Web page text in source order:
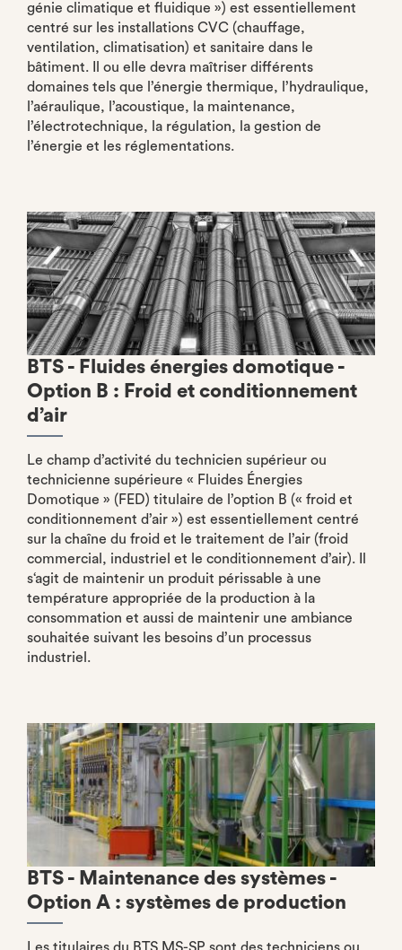
génie climatique et fluidique ») est essentiellement
centré sur les installations CVC (chauffage,
ventilation, climatisation) et sanitaire dans le
bâtiment. Il ou elle devra maîtriser différents
domaines tels que l’énergie thermique, l’hydraulique,
l’aéraulique, l’acoustique, la maintenance,
l’électrotechnique, la régulation, la gestion de
l’énergie et les réglementations.
BTS - Fluides énergies domotique -
Option B : Froid et conditionnement
d’air
Le champ d’activité du technicien supérieur ou
technicienne supérieure « Fluides Énergies
Domotique » (FED) titulaire de l’option B (« froid et
conditionnement d’air ») est essentiellement centré
sur la chaîne du froid et le traitement de l’air (froid
commercial, industriel et le conditionnement d’air). Il
s‘agit de maintenir un produit périssable à une
température appropriée de la production à la
consommation et aussi de maintenir une ambiance
souhaitée suivant les besoins d’un processus
industriel.
BTS - Maintenance des systèmes -
Option A : systèmes de production